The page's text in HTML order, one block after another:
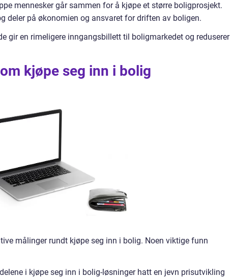
mennesker går sammen for å kjøpe et større boligprosjekt.
deler på økonomien og ansvaret for driften av boligen.
gir en rimeligere inngangsbillett til boligmarkedet og reduserer
kjøpe seg inn i bolig
målinger rundt kjøpe seg inn i bolig. Noen viktige funn
i kjøpe seg inn i bolig-løsninger hatt en jevn prisutvikling